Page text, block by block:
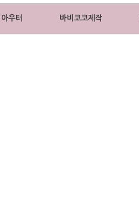
아우터 바비코코제작